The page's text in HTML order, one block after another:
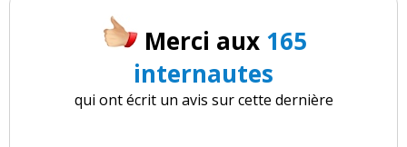
Merci aux 165
internautes
qui ont écrit un avis sur cette dernière